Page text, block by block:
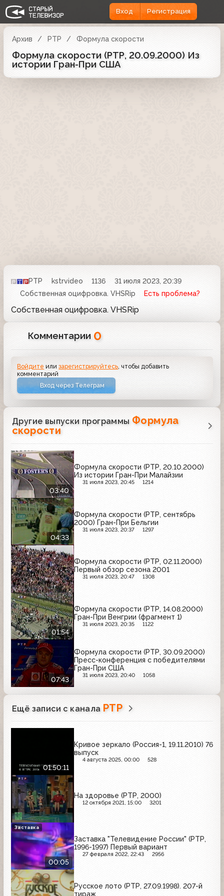
Вход Регистрация
Архив РТР Формула скорости
Формула скорости (РТР, 20.09.2000) Из
истории Гран-При США
РТР kstrvideo 1136
31 июля 2023, 20:39
Собственная оцифровка. VHSRip
Есть проблема?
Собственная оцифровка. VHSRip
Комментарии 0
Войдите илизарегистрируйтесь , чтобы добавить
комментарий
Вход через Телеграм
Другие выпуски программы Формула
скорости
03:40
Формула скорости (РТР, 20.10.2000)
Из истории Гран-При Малайзии
31 июля 2023, 20:45 1214
04:33
Формула скорости (РТР, сентябрь
2000) Гран-При Бельгии
31 июля 2023, 20:37 1297
Формула скорости (РТР, 02.11.2000)
Первый обзор сезона 2001
31 июля 2023, 20:47 1308
01:54
Формула скорости (РТР, 14.08.2000)
Гран-При Венгрии (фрагмент 1)
31 июля 2023, 20:35 1122
07:43
Формула скорости (РТР, 30.09.2000)
Пресс-конференция с победителями
Гран-При США
31 июля 2023, 20:40 1058
Ещё записи с канала РТР
01:50:11
Кривое зеркало (Россия-1, 19.11.2010) 76
выпуск
4 августа 2025, 00:00 528
На здоровье (РТР, 2000)
12 октября 2021, 15:00 3201
00:05
Заставка "Телевидение России" (РТР,
1996-1997) Первый вариант
27 февраля 2022, 22:43 2956
Заставка
Русское лото (РТР, 27.09.1998). 207-й
тираж